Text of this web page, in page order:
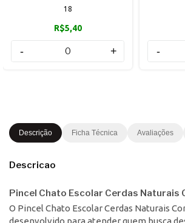
18
R$5,40
- + -
Descrição Ficha Técnica Avaliações
Descricao
Pincel Chato Escolar Cerdas Naturais
O Pincel Chato Escolar Cerdas Naturais
desenvolvido para atender quem busca